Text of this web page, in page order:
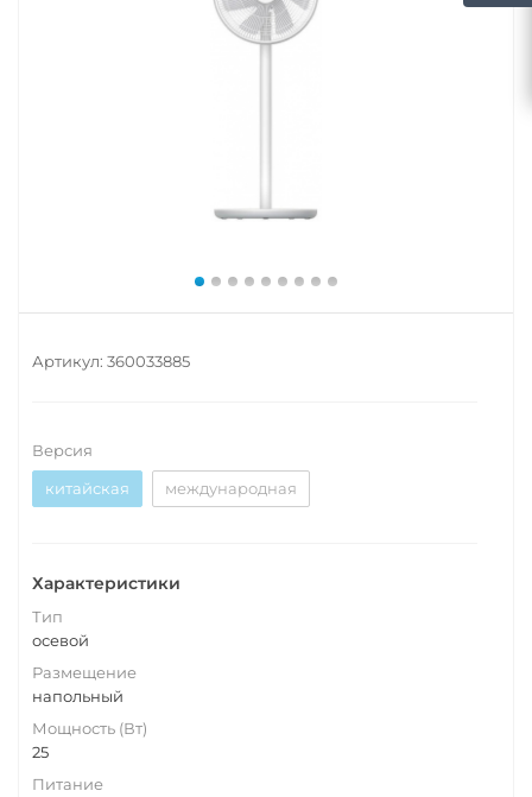
Артикул: 360033885
Версия
китайская
международная
Характеристики
Тип
осевой
Размещение
напольный
Мощность (Вт)
25
Питание